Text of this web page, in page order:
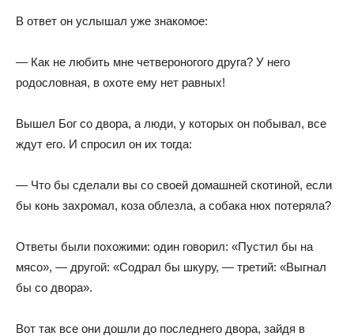
В ответ он услышал уже знакомое:
— Как не любить мне четвероногого друга? У него
родословная, в охоте ему нет равных!
Вышел Бог со двора, а люди, у которых он побывал, все
ждут его. И спросил он их тогда:
— Что бы сделали вы со своей домашней скотиной, если
бы конь захромал, коза облезла, а собака нюх потеряла?
Ответы были похожими: один говорил: «Пустил бы на
мясо», — другой: «Содрал бы шкуру, — третий: «Выгнал
бы со двора».
Вот так все они дошли до последнего двора, зайдя в